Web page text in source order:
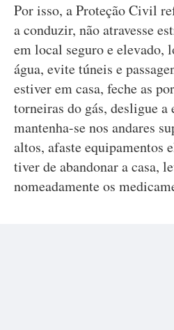
Por isso, a Proteção Civil
a conduzir, não atravesse
em local seguro e elevado,
água, evite túneis e
estiver em casa, feche as
torneiras do gás, desligue
mantenha-se nos andares
altos, afaste equipamentos
tiver de abandonar a casa,
nomeadamente os